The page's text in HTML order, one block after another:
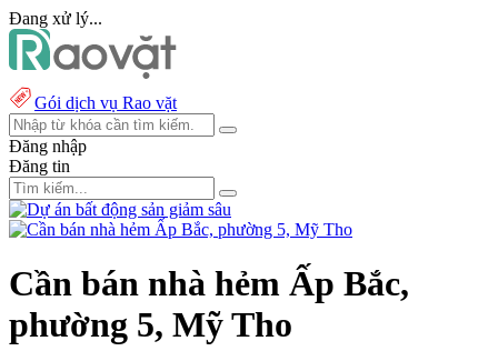
Đang xử lý...
Gói dịch vụ Rao vặt
Đăng nhập
Đăng tin
Cần bán nhà hẻm Ấp Bắc,
phường 5, Mỹ Tho